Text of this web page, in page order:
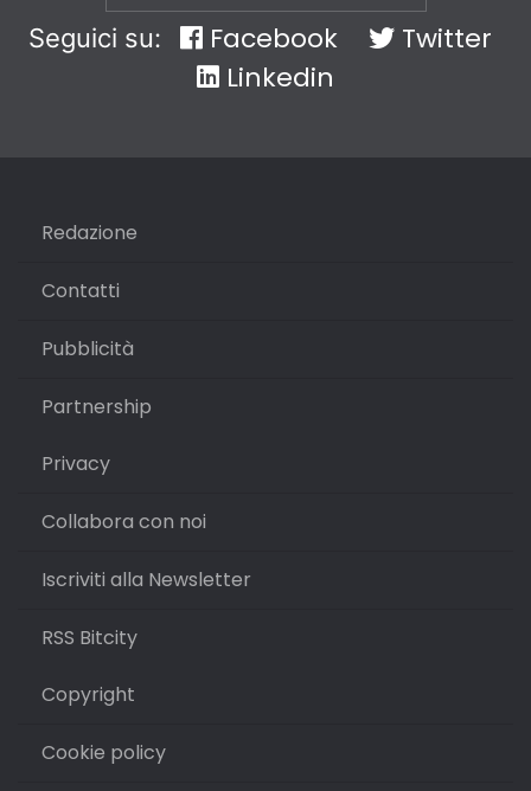
Seguici su: Facebook
Twitter
Linkedin
Redazione
Contatti
Pubblicità
Partnership
Privacy
Collabora con noi
Iscriviti alla Newsletter
RSS Bitcity
Copyright
Cookie policy